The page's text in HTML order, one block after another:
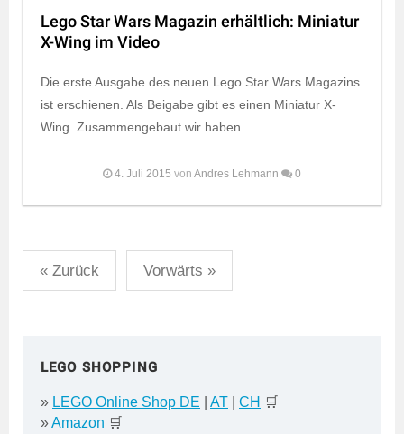
Lego Star Wars Magazin erhältlich: Miniatur
X-Wing im Video
Die erste Ausgabe des neuen Lego Star Wars Magazins
ist erschienen. Als Beigabe gibt es einen Miniatur X-
Wing. Zusammengebaut wir haben ...
4. Juli 2015 von Andres Lehmann 0
Seitennummerierung
der
« Zurück Vorwärts »
LEGO SHOPPING
» LEGO Online Shop DE AT CH 🛒
»Amazon 🛒